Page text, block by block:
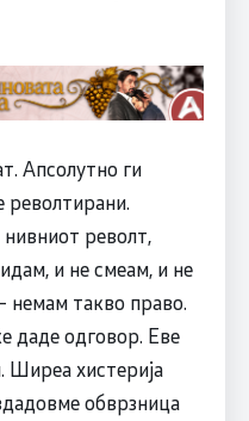
Апсолутно ги
револтирани.
револт,
и не смеам, и не
немам такво право.
даде одговор. Еве
Ширеа хистерија
обврзница